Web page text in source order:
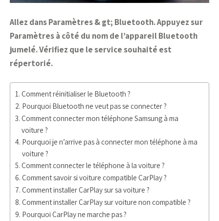
Allez dans Paramètres & gt; Bluetooth. Appuyez sur
Paramètres à côté du nom de l’appareil Bluetooth
jumelé. Vérifiez que le service souhaité est
répertorié.
Comment réinitialiser le Bluetooth ?
Pourquoi Bluetooth ne veut pas se connecter ?
Comment connecter mon téléphone Samsung à ma
voiture ?
Pourquoi je n’arrive pas à connecter mon téléphone à ma
voiture ?
Comment connecter le téléphone à la voiture ?
Comment savoir si voiture compatible CarPlay ?
Comment installer CarPlay sur sa voiture ?
Comment installer CarPlay sur voiture non compatible ?
Pourquoi CarPlay ne marche pas ?